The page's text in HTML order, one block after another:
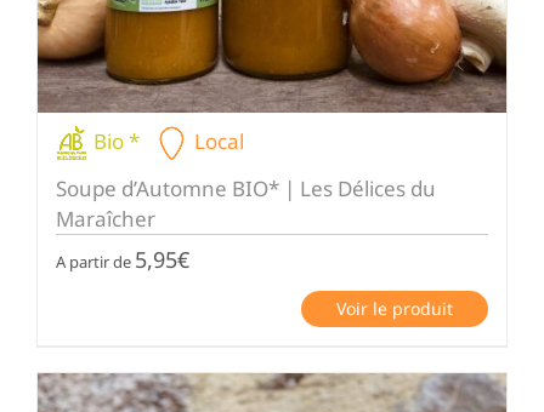
Bio *
Local
Soupe d’Automne BIO* | Les Délices du
Maraîcher
A partir de 5,95€
Voir le produit